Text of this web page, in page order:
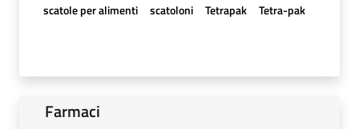
scatole per alimenti
scatoloni Tetrapak Tetra-pak
Farmaci